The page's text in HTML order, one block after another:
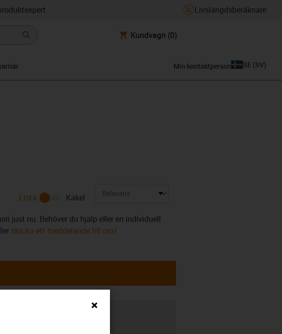
Livslängdsberäknare
Kundvagn (0)
Min kontaktperson SE (SV)
Lista
Kakel
just nu. Behöver du hjälp eller en individuell
skicka ett meddelande till oss!